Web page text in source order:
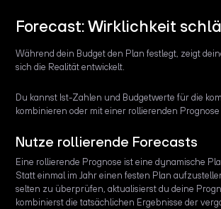
Forecast: Wirklichkeit
Während dein Budget den Plan festlegt, zeigt
sich die Realität entwickelt.
Du kannst Ist-Zahlen und Budgetwerte für die
kombinieren oder mit einer rollierenden Prognose
Nutze rollierende Forecasts
Eine rollierende Prognose ist eine dynamische
Statt einmal im Jahr einen festen Plan
selten zu überprüfen, aktualisierst du deine
kombinierst die tatsächlichen Ergebnisse der